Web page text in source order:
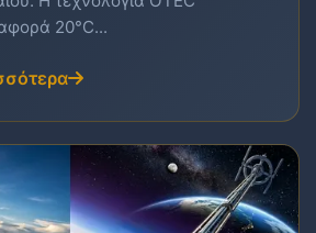
20°C...